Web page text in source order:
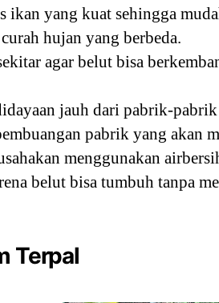
ikan yang kuat sehingga
hujan yang berbeda.
agar belut bisa
jauh dari pabrik-
pabrik yang akan
menggunakan
belut bisa tumbuh tanpa
Terpal